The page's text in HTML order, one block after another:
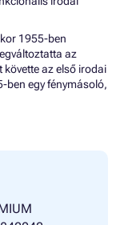
1955-ben
az
követte az első irodai
ben egy fénymásoló,